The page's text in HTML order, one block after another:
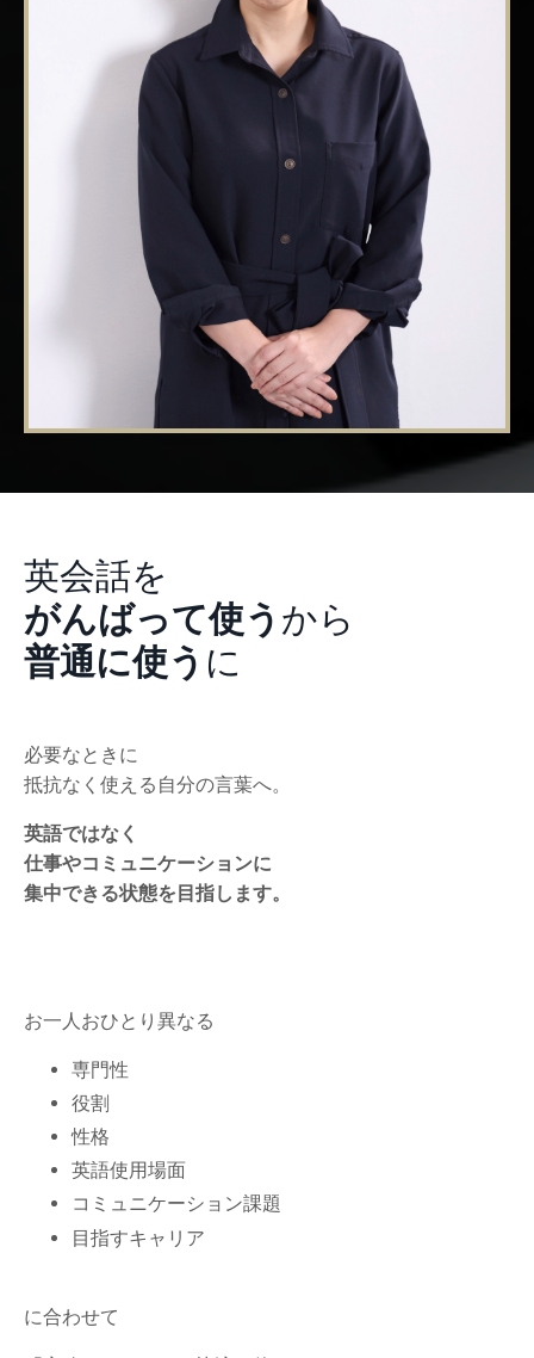
英会話を
がんばって使う から
普通に使う に
必要なときに
抵抗なく使える自分の言葉へ。
英語ではなく
仕事やコミュニケーションに
集中できる状態を目指します。
お一人おひとり異なる
専門性
役割
性格
英語使用場面
コミュニケーション課題
目指すキャリア
に合わせて